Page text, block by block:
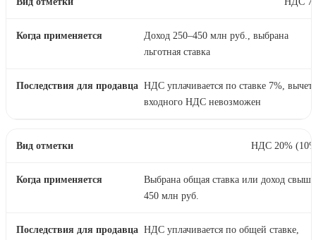
Доход 250–450 млн руб., выбрана
льготная ставка
НДС уплачивается по ставке 7%, вычет
входного НДС невозможен
НДС 20%
Выбрана общая ставка или доход свыше
450 млн руб.
НДС уплачивается по общей ставке,